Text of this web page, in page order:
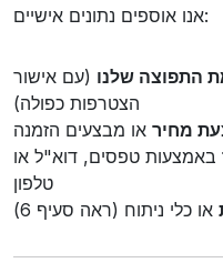
אנו אוספים נתונים אישיים:
התפוצה שלנו (עם אישור
הצטרפות כפולה)
מחיר או מבצעים הזמנה
באמצעות טפסים, דוא"ל או
טלפון
או כלי ניתוח (ראה סעיף 6)